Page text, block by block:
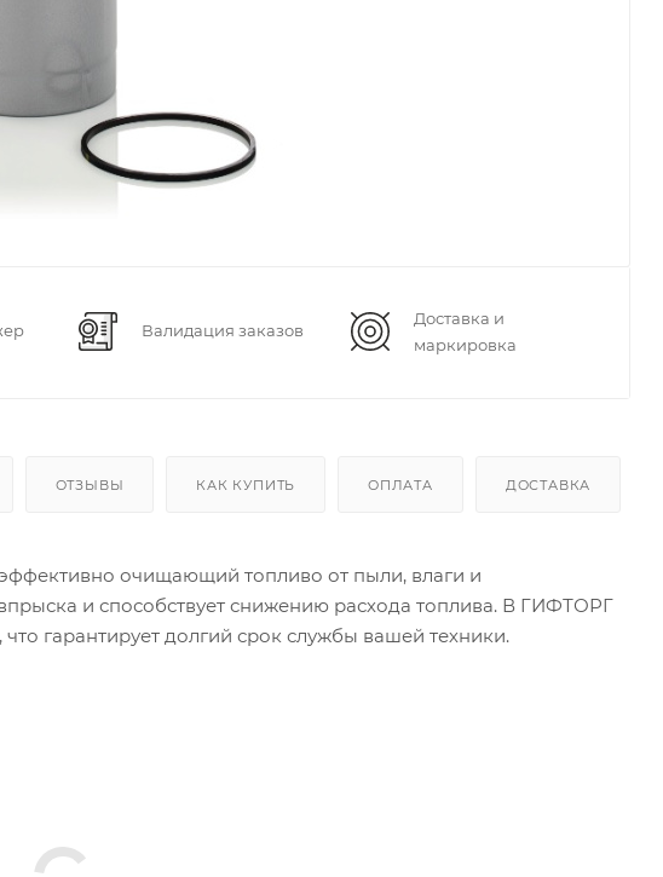
Валидация заказов
Доставка и
маркировка
ОТЗЫВЫ КАК КУПИТЬ ОПЛАТА ДОСТАВКА
очищающий топливо от пыли, влаги и
и способствует снижению расхода топлива. В ГИФТОРГ
гарантирует долгий срок службы вашей техники.